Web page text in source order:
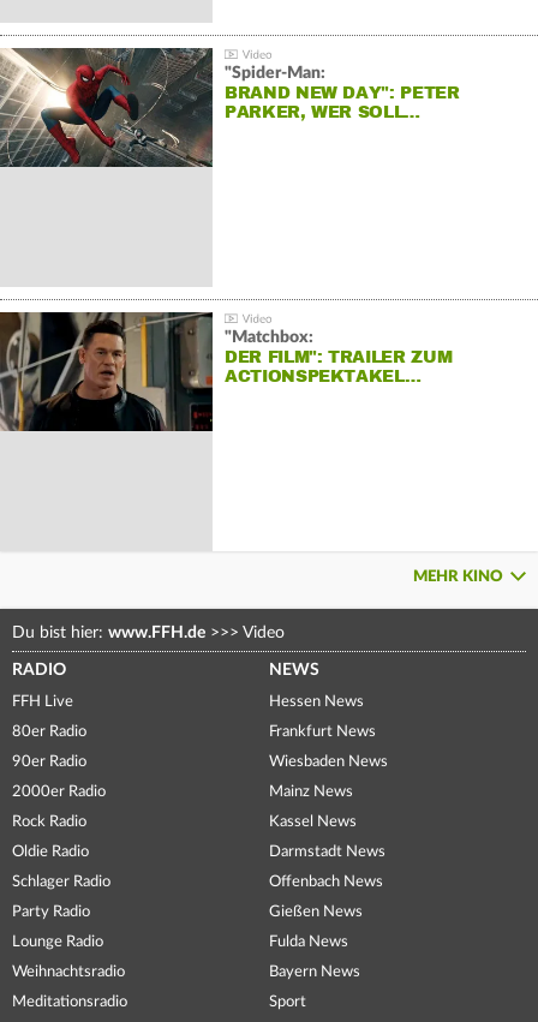
"Spider-Man:
BRAND NEW DAY": PETER
PARKER, WER SOLL…
"Matchbox:
DER FILM": TRAILER ZUM
ACTIONSPEKTAKEL…
MEHR KINO
Du bist hier: www.FFH.de >>> Video
RADIO
FFH Live
80er Radio
90er Radio
2000er Radio
Rock Radio
Oldie Radio
Schlager Radio
Party Radio
Lounge Radio
Weihnachtsradio
Meditationsradio
NEWS
Hessen News
Frankfurt News
Wiesbaden News
Mainz News
Kassel News
Darmstadt News
Offenbach News
Gießen News
Fulda News
Bayern News
Sport